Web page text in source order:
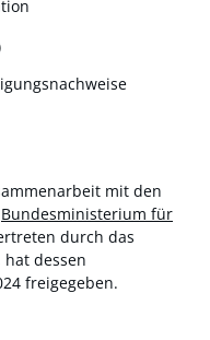
mit den
Bundesministerium für
durch das
hat dessen
freigegeben.